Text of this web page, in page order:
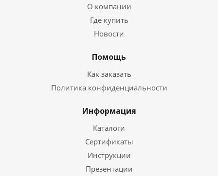
О компании
Где купить
Новости
Помощь
Как заказать
Политика конфиденциальности
Информация
Каталоги
Сертификаты
Инструкции
Презентации